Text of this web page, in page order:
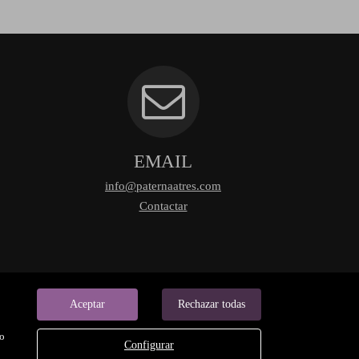
Aceptar Rechazar todas
Configurar
EMAIL
info@paternaatres.com
Contactar